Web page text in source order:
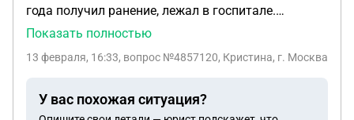
года получил ранение, лежал в госпитале.
Поступили деньги за ранение, в июле передал
записала ее на себя. В 2025 году они развелись,
На сегодняшний день она хочет ее продать, но у
Показать полностью
13 февраля, 16:33, вопрос №4857120, Кристина, г. Москва
У вас похожая ситуация?